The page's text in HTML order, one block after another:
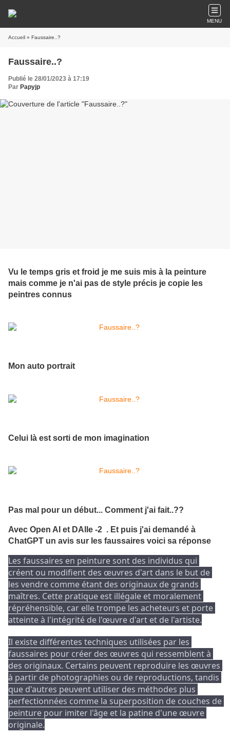
MENU
Accueil » Faussaire..?
Faussaire..?
Publié le 28/01/2023 à 17:19
Par Papyjp
Vu le temps gris et froid je me suis mis à la peinture
mais comme je n'ai pas de style précis je copie les
peintres connus
Mon auto portrait
Celui là est sorti de mon imagination
Pas mal pour un début... Comment j'ai fait..??
Avec Open AI et DAlle -2 . Et puis j'ai demandé à
ChatGPT un avis sur les faussaires voici sa réponse
Les faussaires en peinture sont des individus qui
créent ou modifient des œuvres d'art dans le but de
les vendre comme étant des originaux de grands
maîtres. Cette pratique est illégale et moralement
répréhensible, car elle trompe les acheteurs et porte
atteinte à l'intégrité de l'œuvre d'art et de l'artiste.
Il existe différentes techniques utilisées par les
faussaires pour créer des œuvres qui ressemblent à
des originaux. Certains peuvent reproduire les œuvres
à partir de photographies ou de reproductions, tandis
que d'autres peuvent utiliser des méthodes plus
perfectionnées comme la superposition de couches de
peinture pour imiter l'âge et la patine d'une œuvre
originale.